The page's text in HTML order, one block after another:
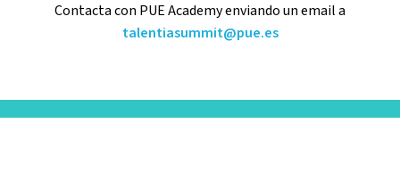
Contacta con PUE Academy enviandoun email a
talentiasummit@pue.es